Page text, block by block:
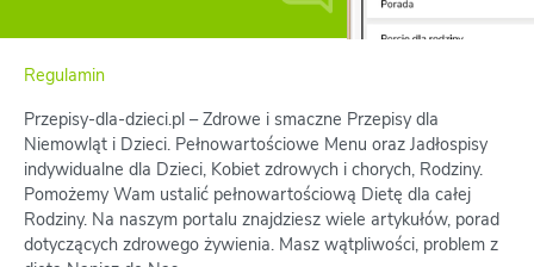
Regulamin
Przepisy-dla-dzieci.pl – Zdrowe i smaczne Przepisy dla
Niemowląt i Dzieci. Pełnowartościowe Menu oraz Jadłospisy
indywidualne dla Dzieci, Kobiet zdrowych i chorych, Rodziny.
Pomożemy Wam ustalić pełnowartościową Dietę dla całej
Rodziny. Na naszym portalu znajdziesz wiele artykułów, porad
dotyczących zdrowego żywienia. Masz wątpliwości, problem z